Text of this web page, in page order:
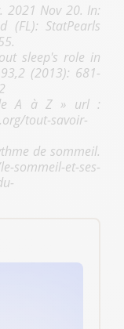
2021 Nov 20. In:
(FL): StatPearls
sleep's role in
(2013): 681-
A à Z » url :
tout-savoir-
de sommeil.
et-ses-